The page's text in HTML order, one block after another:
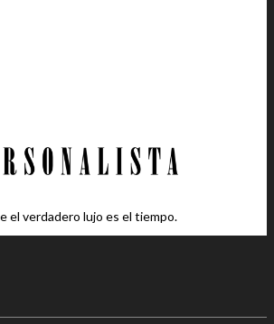
el verdadero lujo es el tiempo.